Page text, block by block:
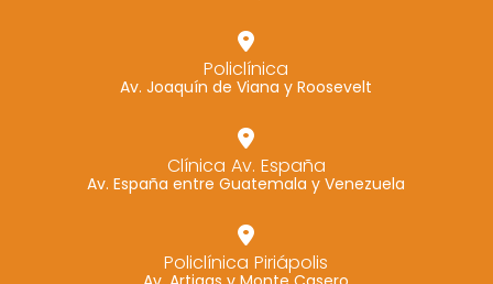
Policlínica
Av. Joaquín de Viana y Roosevelt
Clínica Av. España
Av. España entre Guatemala y Venezuela
Policlínica Piriápolis